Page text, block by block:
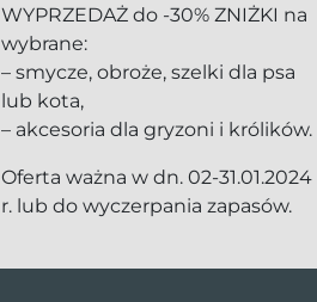
WYPRZEDAŻ do -30% ZNIŻKI na
wybrane:
– smycze, obroże, szelki dla psa
lub kota,
– akcesoria dla gryzoni i królików.
Oferta ważna w dn. 02-31.01.2024
r. lub do wyczerpania zapasów.